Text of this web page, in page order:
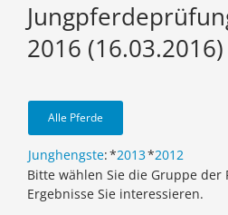
2016 (16.03.2016)
Alle Pferde
Junghengste:*2013*2012
Bitte wählen Sie die Gruppe der
Ergebnisse Sie interessieren.